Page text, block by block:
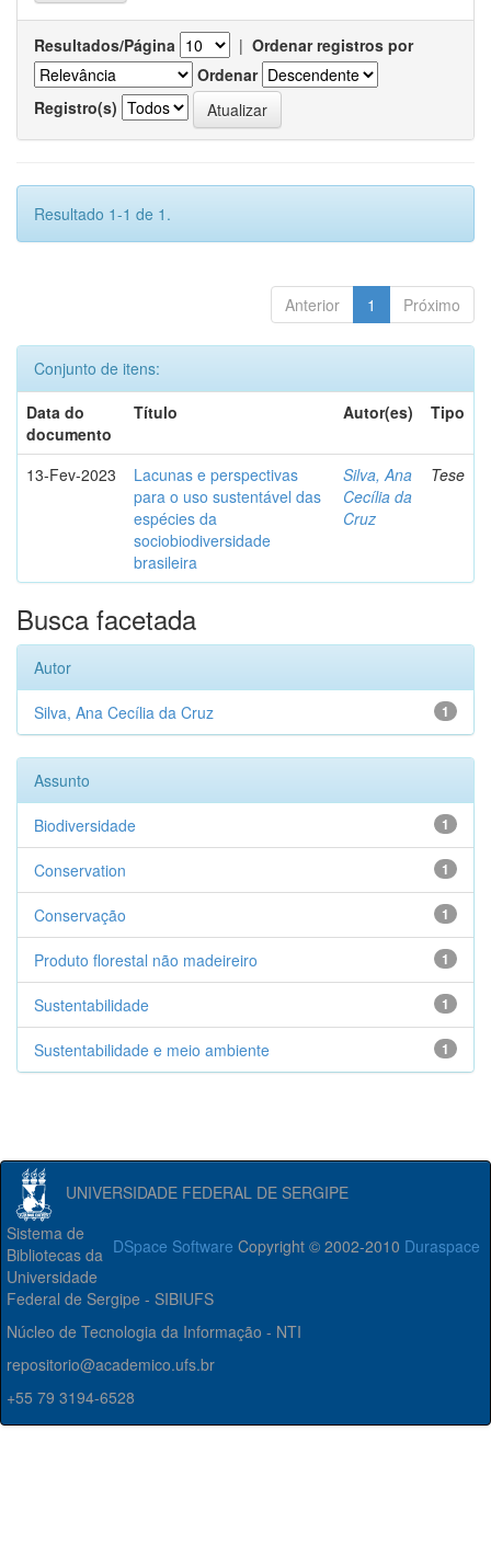
Resultados/Página | Ordenar registros por
Ordenar
Registro(s)
Resultado 1-1 de 1.
Anterior 1 Próximo
Conjunto de itens:
Data do
documento
Título Autor(es) Tipo
13-Fev-2023
Lacunas e perspectivas
para o uso sustentável das
espécies da
sociobiodiversidade
brasileira
Silva, Ana
Cecília da
Cruz
Tese
Busca facetada
Autor
1
Silva, Ana Cecília da Cruz
Assunto
1
Biodiversidade
1
Conservation
1
Conservação
1
Produto florestal não madeireiro
1
Sustentabilidade
1
Sustentabilidade e meio ambiente
UNIVERSIDADE FEDERAL DE SERGIPE
DSpace Software Copyright © 2002-2010 Duraspace
Sistema de
Bibliotecas da
Universidade
Federal de Sergipe - SIBIUFS
Núcleo de Tecnologia da Informação - NTI
repositorio@academico.ufs.br
+55 79 3194-6528